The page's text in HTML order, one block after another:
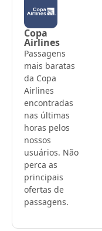
Copa
Airlines
Passagens
mais baratas
da Copa
Airlines
encontradas
nas últimas
horas pelos
nossos
usuários. Não
perca as
principais
ofertas de
passagens.